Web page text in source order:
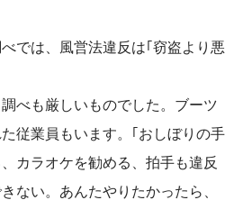
では、風営法違反は｢窃盗より悪
べも厳しいものでした。ブーツ
従業員もいます。｢おしぼりの手
カラオケを勧める、拍手も違反
ない。あんたやりたかったら、